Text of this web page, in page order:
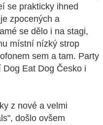
se prakticky ihned
zpocených a
se dělo i na stagi,
místní nízký strop
sem a tam. Party
Eat Dog Česko i
z nové a velmi
došlo ovšem